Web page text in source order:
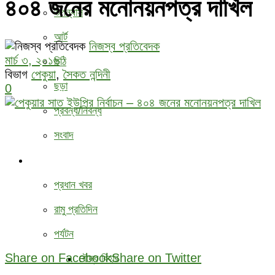
উপন্যাস
আর্ট
চিঠি
ছড়া
প্রবন্ধ/নিবন্ধ
সংবাদ
প্রধান খবর
রামু প্রতিদিন
পর্যটন
বৌদ্ধ ‍বিহার
৪০৪ জনের মনোনয়নপত্র দাখিল
নিজস্ব প্রতিবেদক
মার্চ ৩, ২০১৬
বিভাগ পেকুয়া,সৈকত নন্দিনী
0
Share on FacebookShare on Twitter